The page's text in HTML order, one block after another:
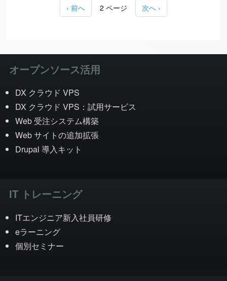
ページ送り
前ページ
‹ 前へ 2 ページ 次ページ
次へ ›
オープンソース活用
DX クラウド VPS
DX クラウド VPS：試用サービス
Web 受注システム構築
Web サイトの追加拡張
Drupal 導入キット
IT トレーニング
ITエンジニア新入社員研修
eラーニング
個別セミナー